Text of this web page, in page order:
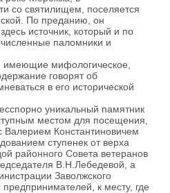
со святилищем, поселяется
По преданию, он
источник, который и по
паломники и
мифологическое,
говорят об
в его исторической
уникальный памятник
местом для посещения,
Валерием Константиновичем
ступенек от верха
районного Совета ветеранов
В.Н.Лебедевой, а
Заволжского
к месту, где